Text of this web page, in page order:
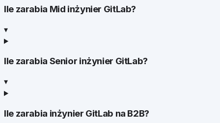
Ile zarabia Mid inżynier GitLab?
▾
Ile zarabia Senior inżynier GitLab?
▾
Ile zarabia inżynier GitLab na B2B?